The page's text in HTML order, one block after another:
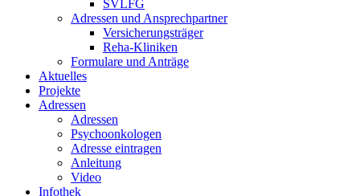
SVLFG
Adressen und Ansprechpartner
Versicherungsträger
Reha-Kliniken
Formulare und Anträge
Aktuelles
Projekte
Adressen
Adressen
Psychoonkologen
Adresse eintragen
Anleitung
Video
Infothek